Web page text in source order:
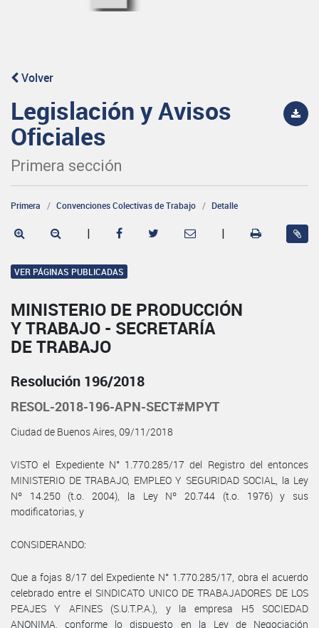
Volver
Legislación y Avisos
Oficiales
Primera sección
Primera Convenciones Colectivas de Trabajo Detalle
| |
VER PÁGINAS PUBLICADAS
MINISTERIO DE PRODUCCIÓN
Y TRABAJO - SECRETARÍA
DE TRABAJO
Resolución 196/2018
RESOL-2018-196-APN-SECT#MPYT
Ciudad de Buenos Aires, 09/11/2018
VISTO el Expediente N° 1.770.285/17 del Registro del entonces
MINISTERIO DE TRABAJO, EMPLEO Y SEGURIDAD SOCIAL, la Ley
Nº 14.250 (t.o. 2004), la Ley Nº 20.744 (t.o. 1976) y sus
modificatorias, y
CONSIDERANDO:
Que a fojas 8/17 del Expediente N° 1.770.285/17, obra el acuerdo
celebrado entre el SINDICATO UNICO DE TRABAJADORES DE LOS
PEAJES Y AFINES (S.U.T.P.A.), y la empresa H5 SOCIEDAD
ANONIMA, conforme lo dispuesto en la Ley de Negociación